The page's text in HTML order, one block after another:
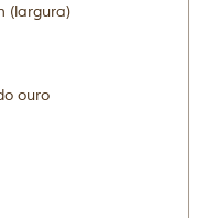
(largura)
ouro